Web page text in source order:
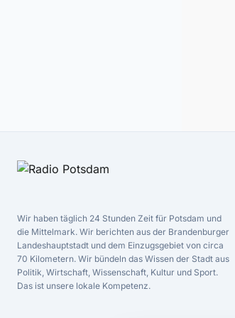
Wir haben täglich 24 Stunden Zeit für Potsdam und
die Mittelmark. Wir berichten aus der Brandenburger
Landeshauptstadt und dem Einzugsgebiet von circa
70 Kilometern. Wir bündeln das Wissen der Stadt aus
Politik, Wirtschaft, Wissenschaft, Kultur und Sport.
Das ist unsere lokale Kompetenz.